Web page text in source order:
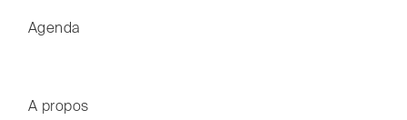
Agenda
A propos